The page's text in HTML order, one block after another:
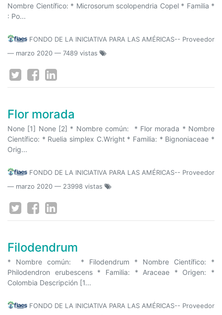
Nombre Científico: * Microsorum scolopendria Copel * Familia *
: Po...
FONDO DE LA INICIATIVA PARA LAS AMÉRICAS-- Proveedor
— marzo 2020 — 7489 vistas
Flor morada
None [1] None [2] * Nombre común: * Flor morada * Nombre
Científico: * Ruelia simplex C.Wright * Familia: * Bignoniaceae *
Orig...
FONDO DE LA INICIATIVA PARA LAS AMÉRICAS-- Proveedor
— marzo 2020 — 23998 vistas
Filodendrum
* Nombre común: * Filodendrum * Nombre Científico: *
Philodendron erubescens * Familia: * Araceae * Origen: *
Colombia Descripción [1...
FONDO DE LA INICIATIVA PARA LAS AMÉRICAS-- Proveedor